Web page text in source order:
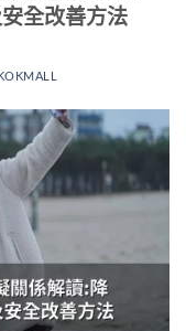
全改善方法